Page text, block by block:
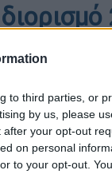
to third parties, or
by us, please
your opt-out
on personal
to your opt-out.
ΑΣΕΠ για τον